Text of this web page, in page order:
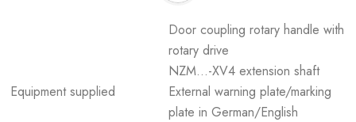
Equipment supplied
Door coupling rotary handle with
rotary drive
NZM...-XV4 extension shaft
External warning plate/marking
plate in German/English